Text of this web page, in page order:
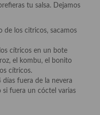
tu salsa. Dejamos
de los citricos, sacamos
cítricos en un bote
el kombu, el bonito
cítricos.
días fuera de la nevera
si fuera un cóctel varias